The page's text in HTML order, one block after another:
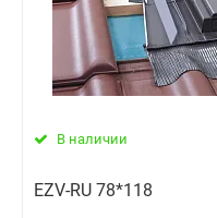
В наличии
EZV-RU 78*118